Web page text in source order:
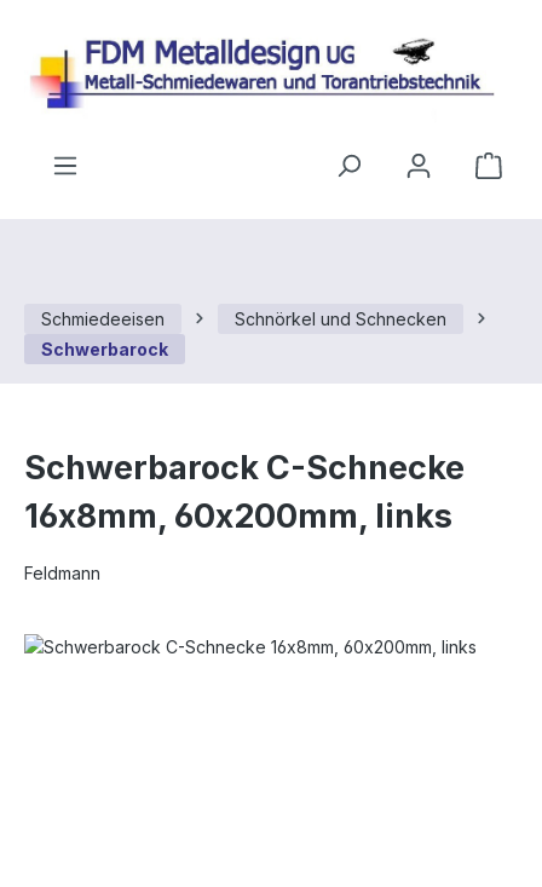
Schmiedeeisen
Schnörkel und Schnecken
Schwerbarock
Schwerbarock C-Schnecke
16x8mm, 60x200mm, links
Feldmann
Bildergalerie überspringen